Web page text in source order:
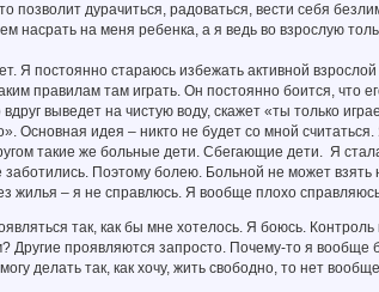
позволит дурачиться, радоваться, вести себя
насрать на меня ребенка, а я ведь во взрослую
Я постоянно стараюсь избежать активной взрослой
правилам там играть. Он постоянно боится, что
выведет на чистую воду, скажет «ты только
Основная идея – никто не будет со мной
такие же больные дети. Сбегающие дети. Я
Поэтому болею. Больной не может взять
жилья – я не справлюсь. Я вообще плохо
так, как бы мне хотелось. Я боюсь.
проявляются запросто. Почему-то я вообще
делать так, как хочу, жить свободно, то нет